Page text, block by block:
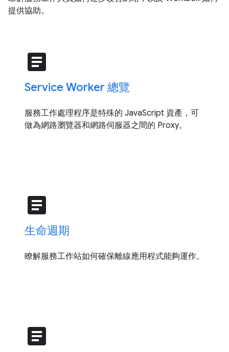
提供協助。
article
Service Worker 總覽
服務工作處理程序是特殊的 JavaScript 資產，可
做為網路瀏覽器和網路伺服器之間的 Proxy。
article
生命週期
瞭解服務工作站如何確保離線應用程式能夠運作。
article